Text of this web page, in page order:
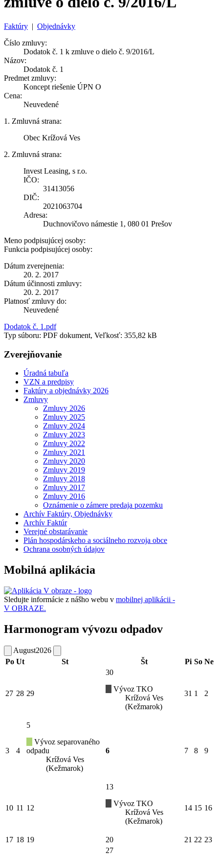
Faktúry | Objednávky
Číslo zmluvy:
Dodatok č. 1 k zmluve o dielo č. 9/2016/L
Názov:
Dodatok č. 1
Predmet zmluvy:
Koncept riešenie ÚPN O
Cena:
Neuvedené
1. Zmluvná strana:
Obec Krížová Ves
2. Zmluvná strana:
Invest Leasing, s r.o.
IČO:
31413056
DIČ:
2021063704
Adresa:
Duchnovičovo námestie 1, 080 01 Prešov
Meno podpisujúcej osoby:
Funkcia podpisujúcej osoby:
Dátum zverejnenia:
20. 2. 2017
Dátum účinnosti zmluvy:
20. 2. 2017
Platnosť zmluvy do:
Neuvedené
Dodatok č. 1.pdf
Typ súboru: PDF dokument, Veľkosť: 355,82 kB
Zverejňovanie
Úradná tabuľa
VZN a predpisy
Faktúry a objednávky 2026
Zmluvy
Zmluvy 2026
Zmluvy 2025
Zmluvy 2024
Zmluvy 2023
Zmluvy 2022
Zmluvy 2021
Zmluvy 2020
Zmluvy 2019
Zmluvy 2018
Zmluvy 2017
Zmluvy 2016
Oznámenie o zámere predaja pozemku
Archív Faktúry, Objednávky
Archív Faktúr
Verejné obstarávanie
Plán hospodárskeho a sociálneho rozvoja obce
Ochrana osobných údajov
Mobilná aplikácia
Sledujte informácie z nášho webu v mobilnej aplikácii -
V OBRAZE.
Harmonogram vývozu odpadov
August2026
Po Ut St Št Pi So Ne
27 28 29
30
Vývoz TKO
Krížová Ves
(Kežmarok)
31 1 2
3 4
5
Vývoz separovaného
odpadu
Krížová Ves
(Kežmarok)
6 7 8 9
10 11 12
13
Vývoz TKO
Krížová Ves
(Kežmarok)
14 15 16
17 18 19 20 21 22 23
27